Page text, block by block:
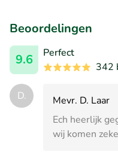
Beoordelingen
9.6
Perfect
342
D.
Mevr. D. Laar
Ech heerlijk
wij komen